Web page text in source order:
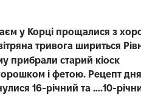
у Корці прощалися з
тривога шириться
прибрали старий кіоск
і фетою. Рецепт дня
16-річний та ….10-